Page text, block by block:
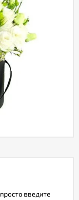
введите